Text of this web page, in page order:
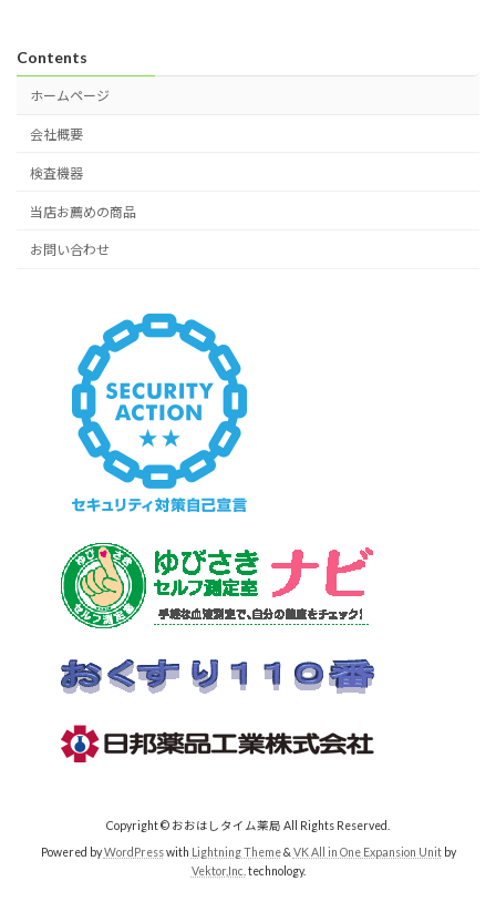
Contents
ホームページ
会社概要
検査機器
当店お薦めの商品
お問い合わせ
Copyright © おおはしタイム薬局 All Rights Reserved.
Powered byWordPresswith Lightning Theme& VK All in One Expansion Unitby
Vektor,Inc. technology.